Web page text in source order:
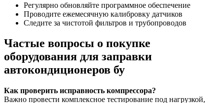
Регулярно обновляйте программное обеспечение
Проводите ежемесячную калибровку датчиков
Следите за чистотой фильтров и трубопроводов
Частые вопросы о покупке
оборудования для заправки
автокондиционеров бу
Как проверить исправность компрессора?
Важно провести комплексное тестирование под нагрузкой,